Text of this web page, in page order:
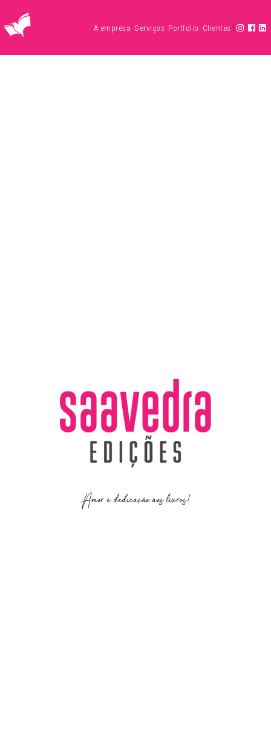
A empresa Serviços Portfolio Clientes |
Amor e dedicação aos livros!